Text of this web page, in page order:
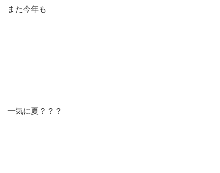
また今年も
一気に夏？？？